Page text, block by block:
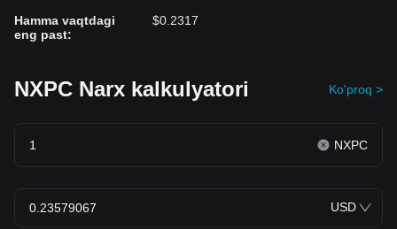
Hamma vaqtdagi
eng past:
$0.2317
NXPC Narx kalkulyatori Ko'proq >
NXPC
USD